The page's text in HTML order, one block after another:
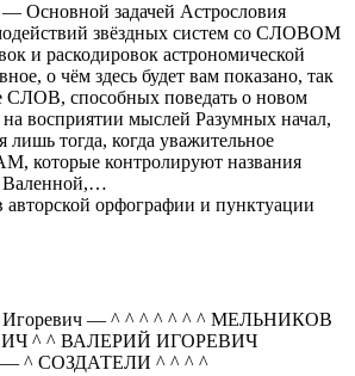
задачей Астрословия
звёздных систем со СЛОВОМ
и раскодировок астрономической
о чём здесь будет вам показано, так
СЛОВ, способных поведать о новом
восприятии мыслей Разумных начал,
лишь тогда, когда уважительное
которые контролируют названия
Валенной,…
авторской орфографии и пунктуации
Игоревич — ^ ^ ^ ^ ^ ^ ^ МЕЛЬНИКОВ
^ ^ ВАЛЕРИЙ ИГОРЕВИЧ
^ СОЗДАТЕЛИ ^ ^ ^ ^